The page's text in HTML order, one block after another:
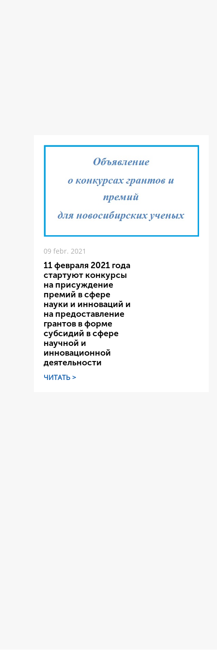
09 febr. 2021
11 февраля 2021 года
стартуют конкурсы
на присуждение
премий в сфере
науки и инноваций и
на предоставление
грантов в форме
субсидий в сфере
научной и
инновационной
деятельности
ЧИТАТЬ >